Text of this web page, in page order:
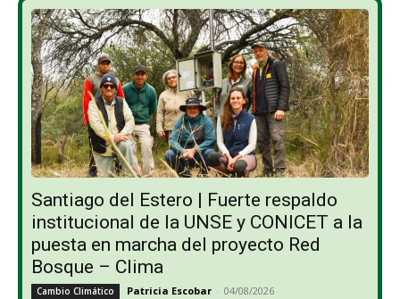
Santiago del Estero | Fuerte respaldo
institucional de la UNSE y CONICET a la
puesta en marcha del proyecto Red
Bosque – Clima
Cambio Climático Patricia Escobar - 04/08/2026